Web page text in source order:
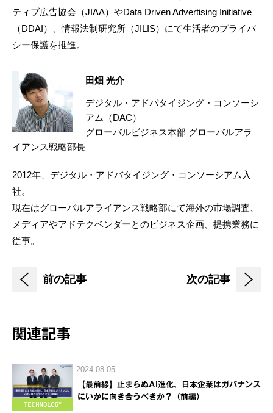
ティブ広告協会（JIAA）やData Driven Advertising Initiative
（DDAI）、情報法制研究所（JILIS）にて生活者のプライバ
シー保護を推進。
田畑 光介
デジタル・アドバタイジング・コンソーシ
アム（DAC）
グローバルビジネス本部 グローバルアラ
イアンス戦略部長
2012年、デジタル・アドバタイジング・コンソーシアム入
社。
現在はグローバルアライアンス戦略部にて海外の市場調査、
メディアやアドテクベンダーとのビジネス企画、提携業務に
従事。
前の記事 次の記事
関連記事
2024.08.05
【最前線】止まらぬAI進化、日本企業はガバナンス
にいかに向き合うべきか？（前編）